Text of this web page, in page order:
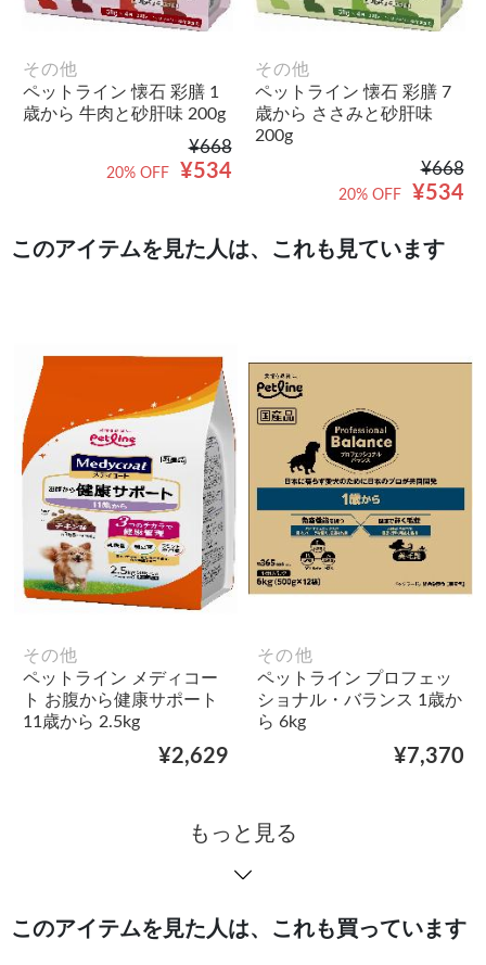
その他
ペットライン 懐石 彩膳 1
歳から 牛肉と砂肝味 200g
¥668
¥534
20% OFF
その他
ペットライン 懐石 彩膳 7
歳から ささみと砂肝味
200g
¥668
¥534
20% OFF
このアイテムを見た人は、これも見ています
その他
ペットライン メディコー
ト お腹から健康サポート
11歳から 2.5kg
¥2,629
その他
ペットライン プロフェッ
ショナル・バランス 1歳か
ら 6kg
¥7,370
もっと見る
このアイテムを見た人は、これも買っています